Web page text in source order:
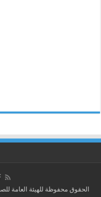
الحقوق محفوظة للهيئة العامة